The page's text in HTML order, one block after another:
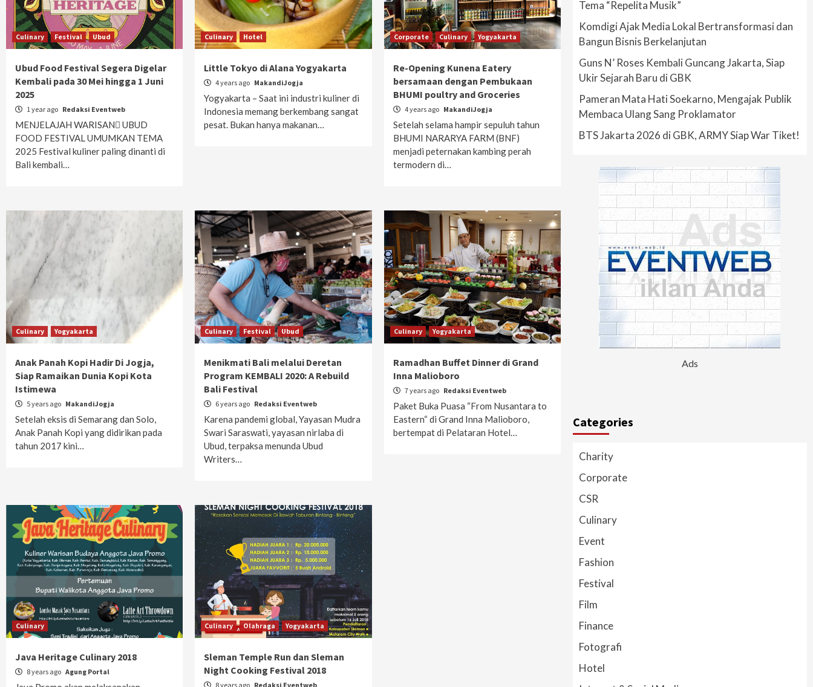
Culinary Festival Ubud
Ubud Food Festival Segera Digelar
Kembali pada 30 Mei hingga 1 Juni
2025
1 year ago Redaksi Eventweb
MENJELAJAH WARISAN UBUD
FOOD FESTIVAL UMUMKAN TEMA
2025 Festival kuliner paling dinanti di
Bali kembali…
Culinary Hotel
Little Tokyo di Alana Yogyakarta
4 years ago MakandiJogja
Yogyakarta – Saat ini industri kuliner di
Indonesia memang berkembang sangat
pesat. Bukan hanya makanan…
Corporate Culinary Yogyakarta
Re-Opening Kunena Eatery
bersamaan dengan Pembukaan
BHUMI poultry and Groceries
4 years ago MakandiJogja
Setelah selama hampir sepuluh tahun
BHUMI NARARYA FARM (BNF)
menjadi peternakan kambing perah
termodern di…
Culinary Yogyakarta
Anak Panah Kopi Hadir Di Jogja,
Siap Ramaikan Dunia Kopi Kota
Istimewa
5 years ago MakandiJogja
Setelah eksis di Semarang dan Solo,
Anak Panah Kopi yang didirikan pada
tahun 2017 kini…
Culinary Festival Ubud
Menikmati Bali melalui Deretan
Program KEMBALI 2020: A Rebuild
Bali Festival
6 years ago Redaksi Eventweb
Karena pandemi global, Yayasan Mudra
Swari Saraswati, yayasan nirlaba di
Ubud, terpaksa menunda Ubud
Writers…
Culinary Yogyakarta
Ramadhan Buffet Dinner di Grand
Inna Malioboro
7 years ago Redaksi Eventweb
Paket Buka Puasa “From Nusantara to
Eastern“ di Grand Inna Malioboro,
bertempat di Pelataran Hotel…
Culinary
Java Heritage Culinary 2018
8 years ago Agung Portal
Culinary Olahraga Yogyakarta
Sleman Temple Run dan Sleman
Night Cooking Festival 2018
8 years ago Redaksi Eventweb
Tema “Repelita Musik”
Komdigi Ajak Media Lokal Bertransformasi dan
Bangun Bisnis Berkelanjutan
Guns N’ Roses Kembali Guncang Jakarta, Siap
Ukir Sejarah Baru di GBK
Pameran Mata Hati Soekarno, Mengajak Publik
Membaca Ulang Sang Proklamator
BTS Jakarta 2026 di GBK, ARMY Siap War Tiket!
Ads
Categories
Charity
Corporate
CSR
Culinary
Event
Fashion
Festival
Film
Finance
Fotografi
Hotel